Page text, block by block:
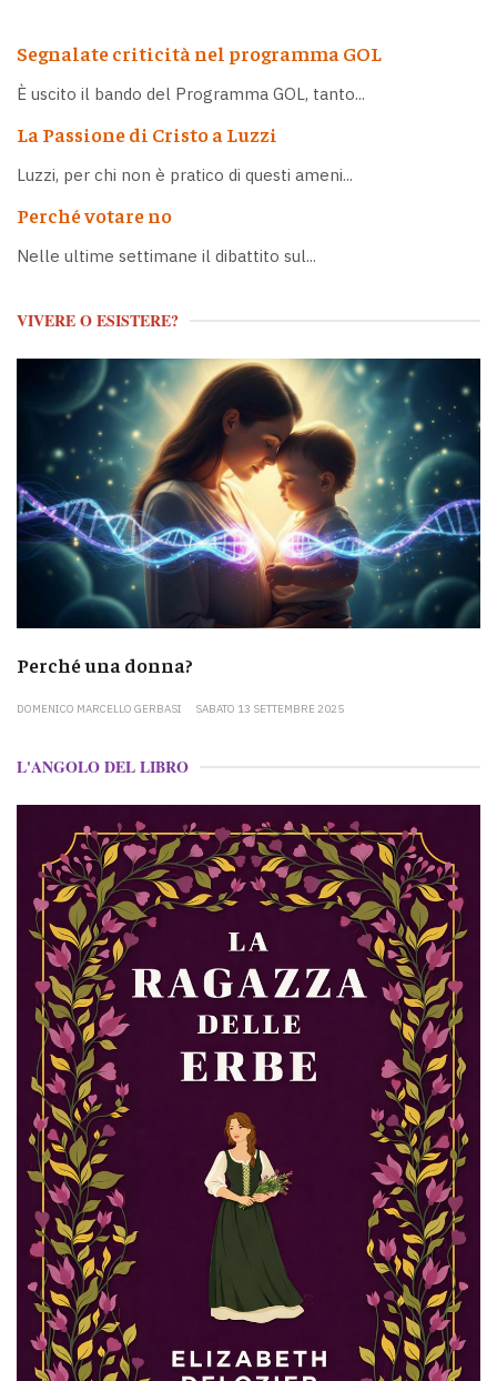
Segnalate criticità nel programma GOL
È uscito il bando del Programma GOL, tanto...
La Passione di Cristo a Luzzi
Luzzi, per chi non è pratico di questi ameni...
Perché votare no
Nelle ultime settimane il dibattito sul...
VIVERE O ESISTERE?
Perché una donna?
DOMENICO MARCELLO GERBASI SABATO 13 SETTEMBRE 2025
L'ANGOLO DEL LIBRO